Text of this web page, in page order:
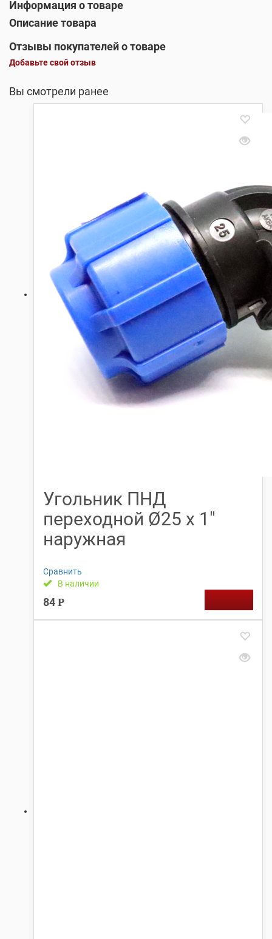
Информация о товаре
Описание товара
Отзывы покупателей о товаре
Добавьте свой отзыв
Вы смотрели ранее
Угольник ПНД
переходной Ø25 х 1″
наружная
Сравнить
В наличии
84 Р